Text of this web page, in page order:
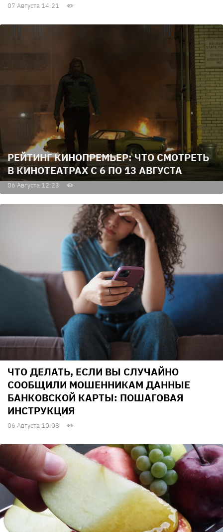
07 Августа 14:21
РЕЙТИНГ КИНОПРЕМЬЕР: ЧТО СМОТРЕТЬ
В КИНОТЕАТРАХ С 6 ПО 13 АВГУСТА
06 Августа 12:23
ЧТО ДЕЛАТЬ, ЕСЛИ ВЫ СЛУЧАЙНО
СООБЩИЛИ МОШЕННИКАМ ДАННЫЕ
БАНКОВСКОЙ КАРТЫ: ПОШАГОВАЯ
ИНСТРУКЦИЯ
06 Августа 10:08